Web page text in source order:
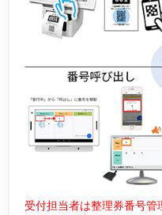
受付担当者は整理券番号